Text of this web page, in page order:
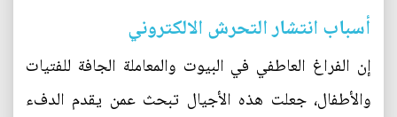
أسباب انتشار التحرش الالكتروني
إن الفراغ العاطفي في البيوت والمعاملة الجافة للفتيات
والأطفال، جعلت هذه الأجيال تبحث عمن يقدم الدفء